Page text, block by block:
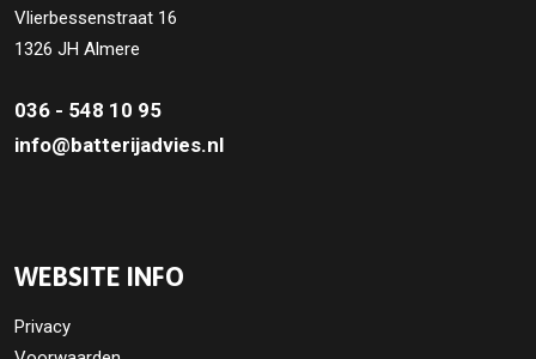
Vlierbessenstraat 16
1326 JH Almere
036 - 548 10 95
info@batterijadvies.nl
WEBSITE INFO
Privacy